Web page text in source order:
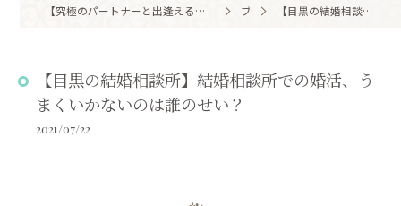
【究極のパートナーと出逢える結婚相談所】目黒区・品川区で結婚相談所ならアノー・ド・マリアージュ 目黒婚活サロン ブログ 【目黒の結婚相談所】結婚相談所での婚活、うまくいかないのは誰のせい？
【目黒の結婚相談所】結婚相談所での婚活、う
まくいかないのは誰のせい？
2021/07/22